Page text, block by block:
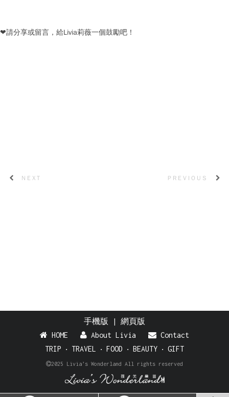
❤請分享或留言，給Livia莉薇一個鼓勵吧！
NEXT PREVIOUS
手機版 | 網頁版
HOME
About Livia
Contact
TRIP ‧ TRAVEL ‧ FOOD ‧ BEAUTY ‧ GIFT
2025 Livia’s Wonderland All rights reserved